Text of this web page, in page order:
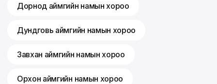
Дорнод аймгийн намын хороо
Дундговь аймгийн намын хороо
Завхан аймгийн намын хороо
Орхон аймгийн намын хороо